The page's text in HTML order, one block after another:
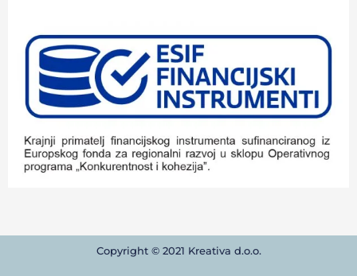
Copyright © 2021 Kreativa d.o.o.